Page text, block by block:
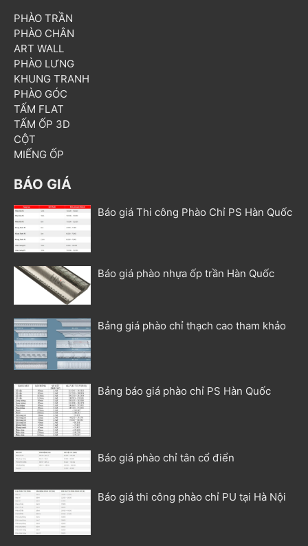
PHÀO TRẦN
PHÀO CHÂN
ART WALL
PHÀO LƯNG
KHUNG TRANH
PHÀO GÓC
TẤM FLAT
TẤM ỐP 3D
CỘT
MIẾNG ỐP
BÁO GIÁ
Báo giá Thi công Phào Chỉ PS Hàn Quốc
Báo giá phào nhựa ốp trần Hàn Quốc
Bảng giá phào chỉ thạch cao tham khảo
Bảng báo giá phào chỉ PS Hàn Quốc
Báo giá phào chỉ tân cổ điển
Báo giá thi công phào chỉ PU tại Hà Nội